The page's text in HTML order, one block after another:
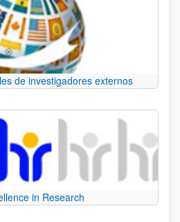
de investigadores externos
in Research